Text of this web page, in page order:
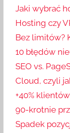
Jaki wybrać
Hosting czy
Bez limitów?
10 błędów
SEO vs.
Cloud, czyli
+40%
90-krotnie
Spadek